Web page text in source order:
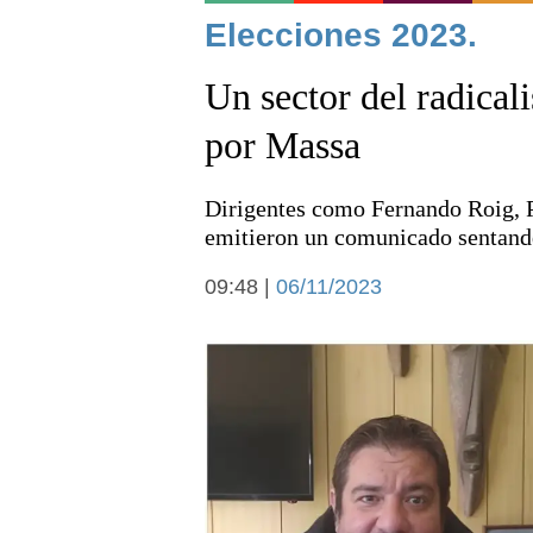
Noticias
Deportes
Economía y campo
Elecciones 2023.
Un sector del
por Massa
Dirigentes como Fernando
emitieron un comunicado
09:48 | 06/11/2023